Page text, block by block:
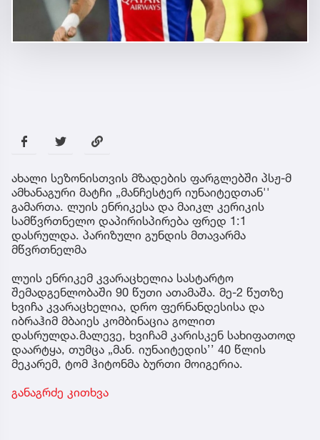
ახალი სეზონისთვის მზადების ფარგლებში პსჟ-მ
ამხანაგური მატჩი „მანჩესტერ იუნაიტედთან''
გამართა. ლუის ენრიკესა და მაიკლ კერიკის
სამწვრთნელო დაპირისპირება ფრედ 1:1
დასრულდა. პარიზული გუნდის მთავარმა
მწვრთნელმა
ლუის ენრიკემ კვარაცხელია სასტარტო
შემადგენლობაში 90 წუთი ათამაშა. მე-2 წუთზე
ხვიჩა კვარაცხელია, დრო ფერნანდესისა და
იბრაჰიმ მბაიეს კომბინაცია გოლით
დასრულდა.მალევე, ხვიჩამ კარისკენ სახიფათოდ
დაარტყა, თუმცა „მან. იუნაიტედის’’ 40 წლის
მეკარემ, ტომ ჰიტონმა ბურთი მოიგერია.
განაგრძე კითხვა